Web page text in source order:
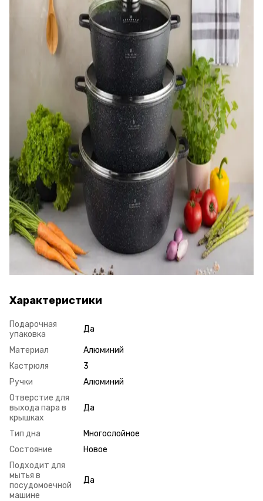
Характеристики
Подарочная
упаковка
Да
Материал
Алюминий
Кастрюля
3
Ручки
Алюминий
Отверстие для
выхода пара в
крышках
Да
Тип дна
Многослойное
Состояние
Новое
Подходит для
мытья в
посудомоечной
машине
Да